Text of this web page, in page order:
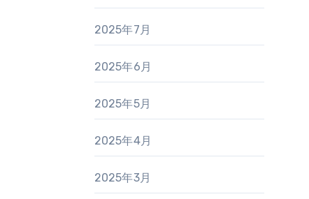
2025年7月
2025年6月
2025年5月
2025年4月
2025年3月